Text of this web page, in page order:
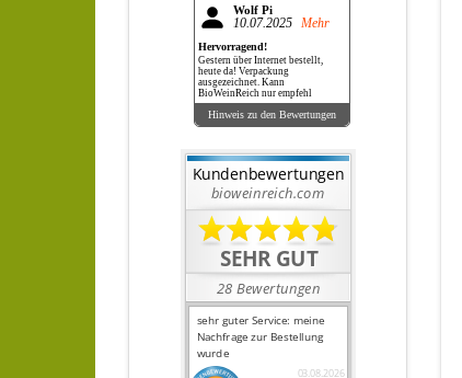
Wolf Pi
10.07.2025 Mehr
Hervorragend!
Gestern über Internet bestellt,
heute da! Verpackung
ausgezeichnet. Kann
BioWeinReich nur empfehl
Hinweis zu den Bewertungen